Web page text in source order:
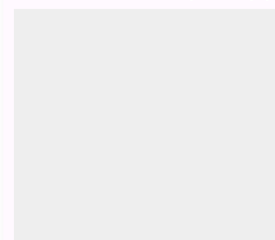
путешествие в загадочную
В опасном и
ящерицу и уйти от погони